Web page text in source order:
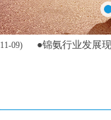
●锦氨行业发展现状与产